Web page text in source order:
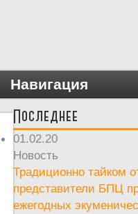
Навигация
Последнее
01.02.20
Новость
Традиционно тайком
представители БПЦ
ежегодных